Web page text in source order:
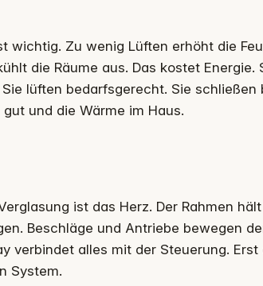
wichtig. Zu wenig Lüften erhöht die
die Räume aus. Das kostet Energie.
lüften bedarfsgerecht. Sie schließen
und die Wärme im Haus.
ist das Herz. Der Rahmen
Beschläge und Antriebe bewegen
verbindet alles mit der Steuerung. Erst
System.